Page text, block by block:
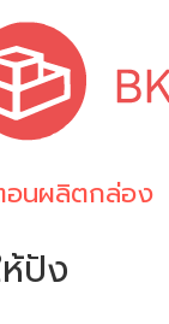
นผลิตกล่อง
ปัง